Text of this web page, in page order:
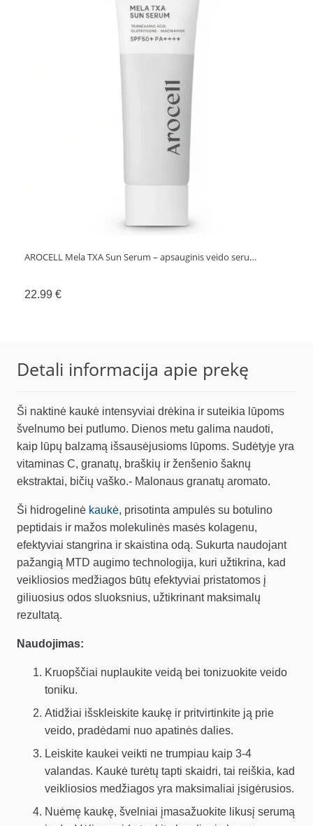
AROCELL Mela TXA Sun Serum – apsauginis veido seru…
22.99 €
Detali informacija apie prekę
Ši naktinė kaukė intensyviai drėkina ir suteikia lūpoms
švelnumo bei putlumo. Dienos metu galima naudoti,
kaip lūpų balzamą išsausėjusioms lūpoms. Sudėtyje yra
vitaminas C, granatų, braškių ir ženšenio šaknų
ekstraktai, bičių vaško.- Malonaus granatų aromato.
Ši hidrogelinė kaukė, prisotinta ampulės su botulino
peptidais ir mažos molekulinės masės kolagenu,
efektyviai stangrina ir skaistina odą. Sukurta naudojant
pažangią MTD augimo technologija, kuri užtikrina, kad
veikliosios medžiagos būtų efektyviai pristatomos į
giliuosius odos sluoksnius, užtikrinant maksimalų
rezultatą.
Naudojimas:
Kruopščiai nuplaukite veidą bei tonizuokite veido
toniku.
Atidžiai išskleiskite kaukę ir pritvirtinkite ją prie
veido, pradėdami nuo apatinės dalies.
Leiskite kaukei veikti ne trumpiau kaip 3-4
valandas. Kaukė turėtų tapti skaidri, tai reiškia, kad
veikliosios medžiagos yra maksimaliai įsigėrusios.
Nuėmę kaukę, švelniai įmasažuokite likusį serumą